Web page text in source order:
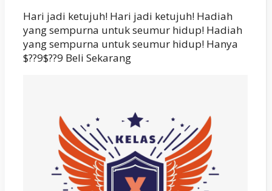
Hari jadi ketujuh! Hari jadi ketujuh! Hadiah
yang sempurna untuk seumur hidup! Hadiah
yang sempurna untuk seumur hidup! Hanya
$??9$??9 Beli Sekarang